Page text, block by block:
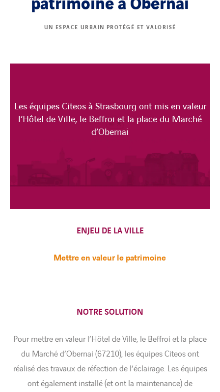
UN ESPACE URBAIN PROTÉGÉ ET VALORISÉ
Les équipes Citeos à Strasbourg ont mis en valeur
l’Hôtel de Ville, le Beffroi et la place du Marché
d’Obernai
ENJEU DE LA VILLE
Mettre en valeur le patrimoine
NOTRE SOLUTION
Pour mettre en valeur l’Hôtel de Ville, le Beffroi et la place
du Marché d’Obernai (67210), les équipes Citeos ont
réalisé des travaux de réfection de l’éclairage. Les équipes
ont également installé (et ont la maintenance) de